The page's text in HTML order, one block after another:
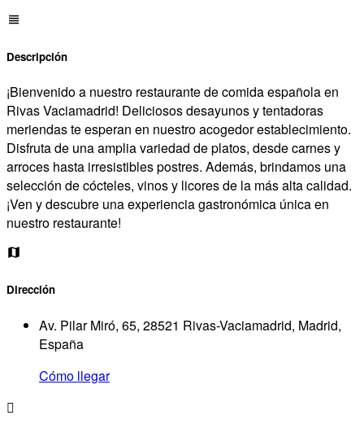
Descripción
¡Bienvenido a nuestro restaurante de comida española en
Rivas Vaciamadrid! Deliciosos desayunos y tentadoras
meriendas te esperan en nuestro acogedor establecimiento.
Disfruta de una amplia variedad de platos, desde carnes y
arroces hasta irresistibles postres. Además, brindamos una
selección de cócteles, vinos y licores de la más alta calidad.
¡Ven y descubre una experiencia gastronómica única en
nuestro restaurante!
Dirección
Av. Pilar Miró, 65, 28521 Rivas-Vaciamadrid, Madrid,
España
Cómo llegar